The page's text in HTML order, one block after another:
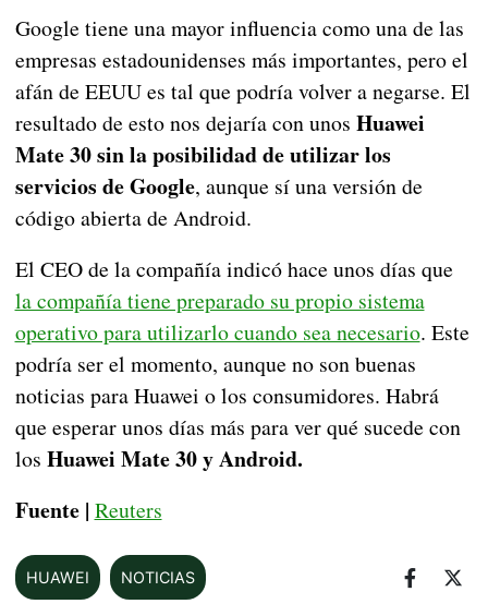
Google tiene una mayor influencia como una de las
empresas estadounidenses más importantes, pero el
afán de EEUU es tal que podría volver a negarse. El
resultado de esto nos dejaría con unos Huawei
Mate 30 sin la posibilidad de utilizar los
servicios de Google, aunque sí una versión de
código abierta de Android.
El CEO de la compañía indicó hace unos días que
la compañía tiene preparado su propio sistema
operativo para utilizarlo cuando sea necesario. Este
podría ser el momento, aunque no son buenas
noticias para Huawei o los consumidores. Habrá
que esperar unos días más para ver qué sucede con
los Huawei Mate 30 y Android.
Fuente | Reuters
HUAWEI NOTICIAS